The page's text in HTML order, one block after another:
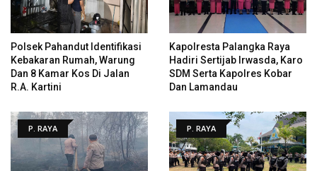
Polsek Pahandut Identifikasi
Kebakaran Rumah, Warung
Dan 8 Kamar Kos Di Jalan
R.A. Kartini
Kapolresta Palangka Raya
Hadiri Sertijab Irwasda, Karo
SDM Serta Kapolres Kobar
Dan Lamandau
P. RAYA P. RAYA